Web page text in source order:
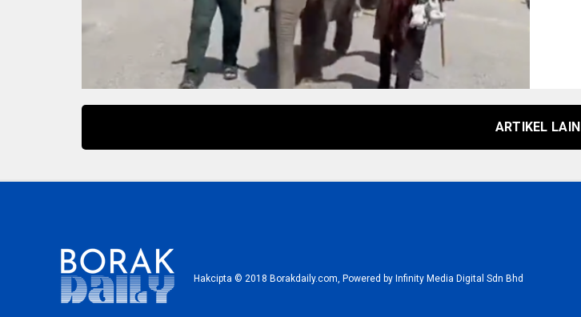
ARTIKEL LAIN
Hakcipta © 2018 Borakdaily.com, Powered by Infinity Media Digital Sdn Bhd